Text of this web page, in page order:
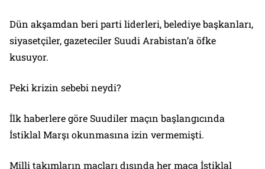
Dün akşamdan beri parti liderleri, belediye başkanları,
siyasetçiler, gazeteciler Suudi Arabistan’a öfke
kusuyor.
Peki krizin sebebi neydi?
İlk haberlere göre Suudiler maçın başlangıcında
İstiklal Marşı okunmasına izin vermemişti.
Milli takımların maçları dışında her maça İstiklal